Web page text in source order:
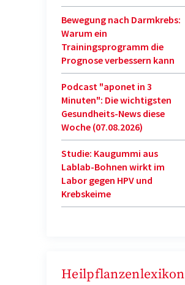
Bewegung nach Darmkrebs:
Warum ein
Trainingsprogramm die
Prognose verbessern kann
Podcast "aponet in 3
Minuten": Die wichtigsten
Gesundheits-News diese
Woche (07.08.2026)
Studie: Kaugummi aus
Lablab-Bohnen wirkt im
Labor gegen HPV und
Krebskeime
Heilpflanzenlexikon